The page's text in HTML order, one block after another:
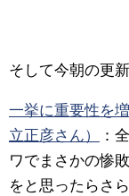
そして今朝の更
一挙に重要性を
立正彦さん）
：
ワでまさかの惨
をと思ったらさ